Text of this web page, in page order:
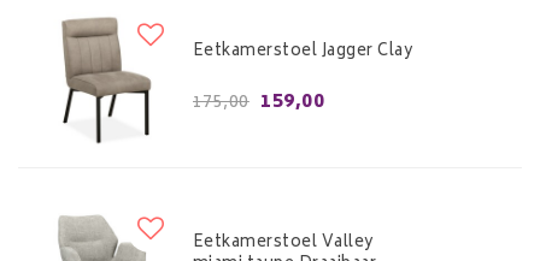
Eetkamerstoel Jagger Clay
175,00 159,00
Eetkamerstoel Valley